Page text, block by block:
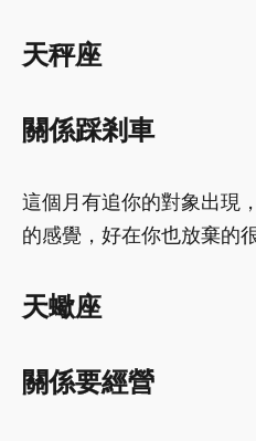
天秤座
關係踩剎車
這個月有追你的對象出現
的感覺，好在你也放棄的
天蠍座
關係要經營